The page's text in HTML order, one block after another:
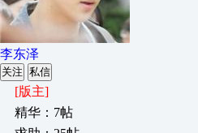
李东泽
关注 私信
[版主]
精华：7帖